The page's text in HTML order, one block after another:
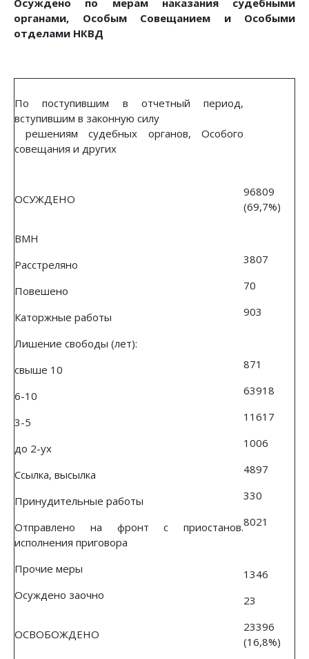
органами, Особым Совещанием и Особыми
отделами НКВД
По поступившим в отчетный период,
вступившим в законную силу
решениям судебных органов, Особого
совещания и других
ОСУЖДЕНО
96809
(69,7%)
ВМН
Расстреляно
Повешено
Каторжные работы
Лишение свободы (лет):
свыше 10
6-10
3-5
до 2-ух
Ссылка, высылка
Принудительные работы
Отправлено на фронт с приостанов.
исполнения приговора
Прочие меры
Осуждено заочно
3807
70
903
871
63918
11617
1006
4897
330
8021
1346
23
ОСВОБОЖДЕНО
23396
(16,8%)